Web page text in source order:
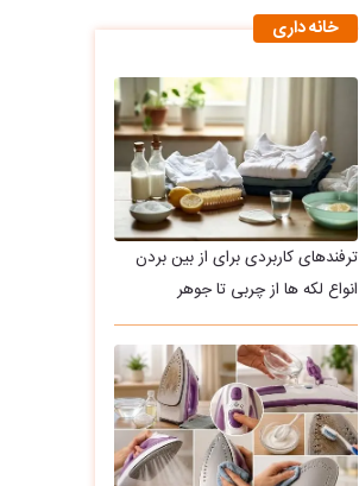
خانه داری
ترفندهای کاربردی برای از بین بردن
انواع لکه ها از چربی تا جوهر